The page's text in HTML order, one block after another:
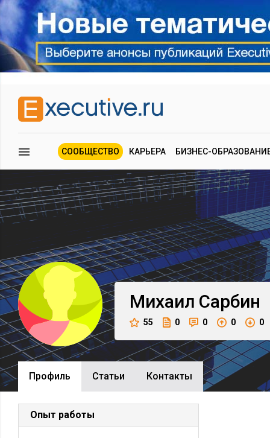
СООБЩЕСТВО КАРЬЕРА БИЗНЕС-
Михаил Сарбин
55 0 0 0 0
Профиль Cтатьи Контакты
Опыт работы